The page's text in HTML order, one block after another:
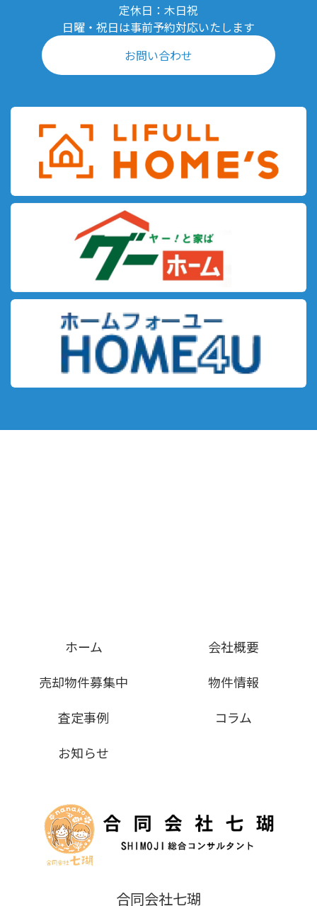
定休日：木日祝
日曜・祝日は事前予約対応いたします
お問い合わせ
ホーム
会社概要
売却物件募集中
物件情報
査定事例
コラム
お知らせ
合同会社七瑚